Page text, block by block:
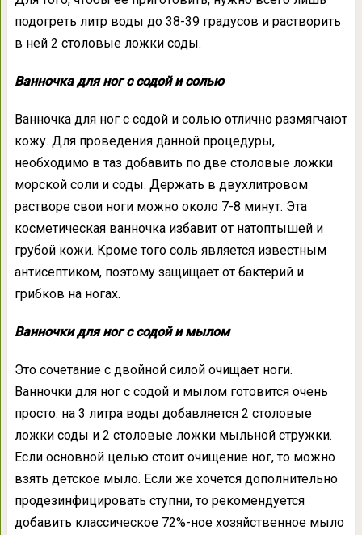
подогреть литр воды до 38-39 градусов и растворить
в ней 2 столовые ложки соды.
Ванночка для ног с содой и солью
Ванночка для ног с содой и солью отлично размягчают
кожу. Для проведения данной процедуры,
необходимо в таз добавить по две столовые ложки
морской соли и соды. Держать в двухлитровом
растворе свои ноги можно около 7-8 минут. Эта
косметическая ванночка избавит от натоптышей и
грубой кожи. Кроме того соль является известным
антисептиком, поэтому защищает от бактерий и
грибков на ногах.
Ванночки для ног с содой и мылом
Это сочетание с двойной силой очищает ноги.
Ванночки для ног с содой и мылом готовится очень
просто: на 3 литра воды добавляется 2 столовые
ложки соды и 2 столовые ложки мыльной стружки.
Если основной целью стоит очищение ног, то можно
взять детское мыло. Если же хочется дополнительно
продезинфицировать ступни, то рекомендуется
добавить классическое 72%-ное хозяйственное мыло